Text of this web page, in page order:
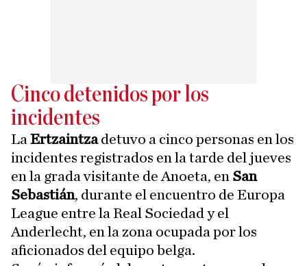
Cinco detenidos por los
incidentes
La Ertzaintzadetuvo a cinco personas en los
incidentes registrados en la tarde del jueves
en la grada visitante de Anoeta, en San
Sebastián, durante el encuentro de Europa
League entre la Real Sociedad y el
Anderlecht, en la zona ocupada por los
aficionados del equipo belga.